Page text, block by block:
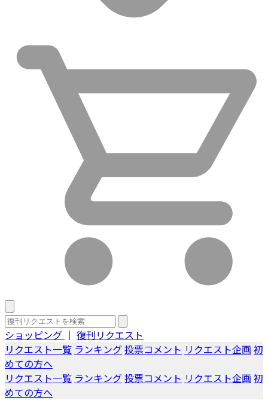
ショッピング ｜ 復刊リクエスト
リクエスト一覧 ランキング投票コメント リクエスト企画 初
めての方へ
リクエスト一覧 ランキング投票コメント リクエスト企画 初
めての方へ